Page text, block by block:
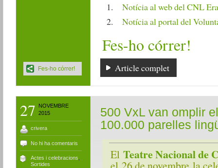
Notícia al web del CNL
Notícia al portal del
Fes-ho córrer!
Article complet
Fes-ho córrer!
27
NOVEMBRE
2015
crivera
No hi ha comentaris
Actes i celebracions
Sortides
500 VxL van omplir
100.000 parelles
El Teatre Nacional de